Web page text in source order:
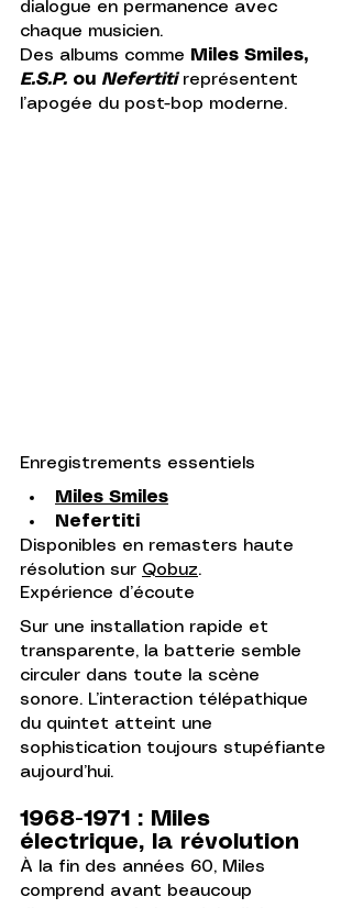
dialogue en permanence avec
chaque musicien.
Des albums comme Miles Smiles,
E.S.P. ou Nefertiti représentent
l’apogée du post-bop moderne.
Enregistrements essentiels
Miles Smiles
Nefertiti
Disponibles en remasters haute
résolution sur Qobuz.
Expérience d’écoute
Sur une installation rapide et
transparente, la batterie semble
circuler dans toute la scène
sonore. L’interaction télépathique
du quintet atteint une
sophistication toujours stupéfiante
aujourd’hui.
1968-1971 : Miles
électrique, la révolution
À la fin des années 60, Miles
comprend avant beaucoup